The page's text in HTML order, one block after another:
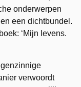
onderwerpen
een dichtbundel.
‘Mijn levens.
verwoordt